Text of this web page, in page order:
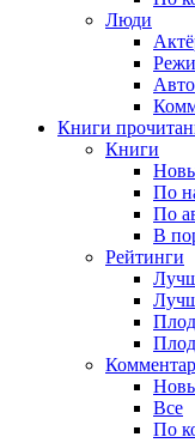
Люди
Книги
Книги
По
По
В
Рейтинги
Все
По